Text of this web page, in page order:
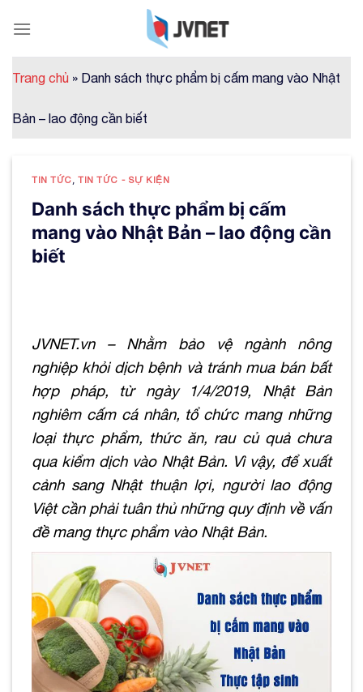
Trang chủ » Danh sách thực phẩm bị cấm mang vào Nhật
Bản – lao động cần biết
TIN TỨC ,TIN TỨC - SỰ KIỆN
Danh sách thực phẩm bị cấm
mang vào Nhật Bản – lao động cần
biết
JVNET.vn – Nhằm bảo vệ ngành nông
nghiệp khỏi dịch bệnh và tránh mua bán bất
hợp pháp, từ ngày 1/4/2019, Nhật Bản
nghiêm cấm cá nhân, tổ chức mang những
loại thực phẩm, thức ăn, rau củ quả chưa
qua kiểm dịch vào Nhật Bản. Vì vậy, để xuất
cảnh sang Nhật thuận lợi, người lao động
Việt cần phải tuân thủ những quy định về vấn
đề mang thực phẩm vào Nhật Bản.